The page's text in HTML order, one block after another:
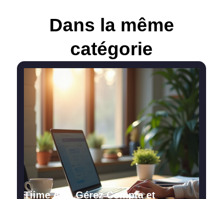
Dans la même
catégorie
Tiime AE : Gérez Compta et